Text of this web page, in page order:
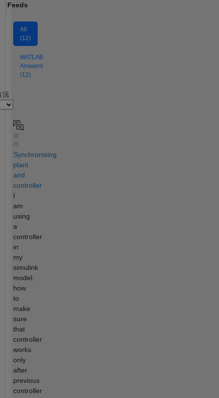
Feeds
All
(12)
MATLAB
Answers
(12)
法
質
Synchronising
plant
and
controller
I
am
using
a
controller
in
my
simulink
model.
how
to
make
sure
that
controller
works
only
after
previous
controller